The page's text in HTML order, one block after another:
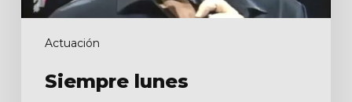
Actuación
Siempre lunes